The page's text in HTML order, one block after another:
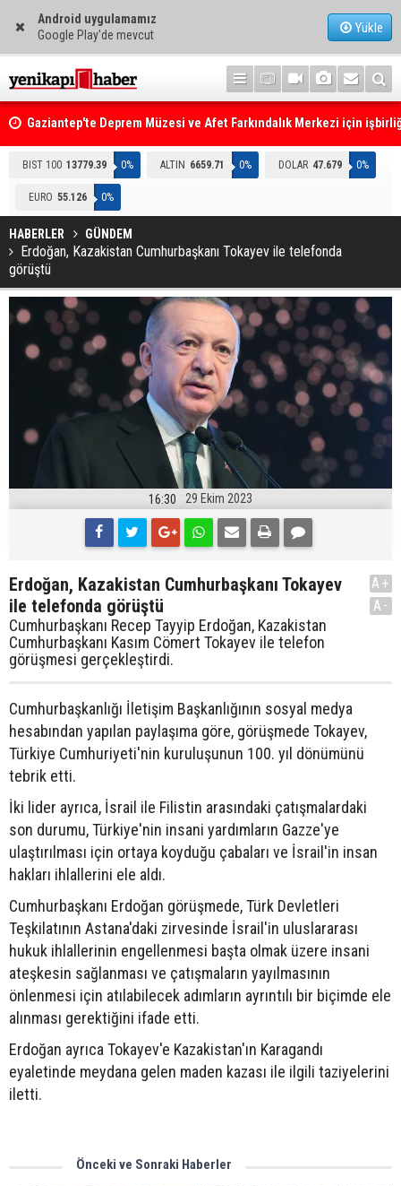
Android uygulamamız
Google Play'de mevcut
Yükle
Gaziantep'te Deprem Müzesi ve Afet Farkındalık Merkezi için
protokolü imzalandı
Resmi Gazete'de Bugün
BIST 100 13779.39 0% ALTIN 6659.71 0% DOLAR 47.679 0%
EURO 55.126 0%
HABERLER GÜNDEM
Erdoğan, Kazakistan Cumhurbaşkanı Tokayev ile telefonda
görüştü
16:30 29 Ekim 2023
Erdoğan, Kazakistan Cumhurbaşkanı Tokayev
ile telefonda görüştü
Cumhurbaşkanı Recep Tayyip Erdoğan, Kazakistan
Cumhurbaşkanı Kasım Cömert Tokayev ile telefon
görüşmesi gerçekleştirdi.
A+
A-
Cumhurbaşkanlığı İletişim Başkanlığının sosyal medya
hesabından yapılan paylaşıma göre, görüşmede Tokayev,
Türkiye Cumhuriyeti'nin kuruluşunun 100. yıl dönümünü
tebrik etti.
İki lider ayrıca, İsrail ile Filistin arasındaki çatışmalardaki
son durumu, Türkiye'nin insani yardımların Gazze'ye
ulaştırılması için ortaya koyduğu çabaları ve İsrail'in insan
hakları ihlallerini ele aldı.
Cumhurbaşkanı Erdoğan görüşmede, Türk Devletleri
Teşkilatının Astana'daki zirvesinde İsrail'in uluslararası
hukuk ihlallerinin engellenmesi başta olmak üzere insani
ateşkesin sağlanması ve çatışmaların yayılmasının
önlenmesi için atılabilecek adımların ayrıntılı bir biçimde ele
alınması gerektiğini ifade etti.
Erdoğan ayrıca Tokayev'e Kazakistan'ın Karagandı
eyaletinde meydana gelen maden kazası ile ilgili taziyelerini
iletti.
Önceki ve Sonraki Haberler